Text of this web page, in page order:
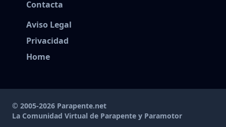
Contacta
Aviso Legal
Privacidad
Home
© 2005-2026 Parapente.net
La Comunidad Virtual de Parapente y Paramotor